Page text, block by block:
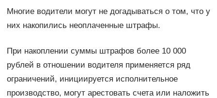
Многие водители могут не догадываться о том, что у
них накопились неоплаченные штрафы.
При накоплении суммы штрафов более 10 000
рублей в отношении водителя применяется ряд
ограничений, инициируется исполнительное
производство, могут арестовать счета или наложить